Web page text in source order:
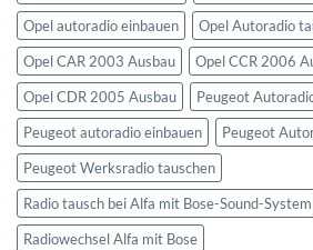
Opel autoradio einbauen
Opel Autoradio
Opel CAR 2003 Ausbau
Opel CCR 2006
Opel CDR 2005 Ausbau
Peugeot
Peugeot autoradio einbauen
Peugeot
Peugeot Werksradio tauschen
Radio tausch bei Alfa mit Bose-Sound-System
Radiowechsel Alfa mit Bose